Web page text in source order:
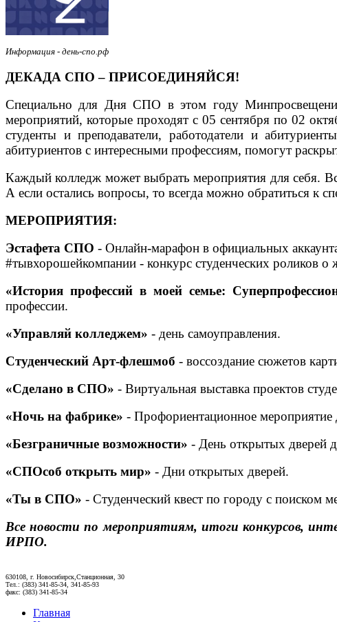
Информация - день-спо.рф
ДЕКАДА СПО – ПРИСОЕДИНЯЙСЯ!
Специально для Дня СПО в этом году Минпросвещения
мероприятий, которые проходят с 05 сентября по 02
студенты и преподаватели, работодатели и
абитуриентов с интересными профессиям, помогут
Каждый колледж может выбрать мероприятия для себя.
А если остались вопросы, то всегда можно обратиться к
МЕРОПРИЯТИЯ:
Эстафета СПО - Онлайн-марафон в официальных
#тывхорошейкомпании - конкурс студенческих роликов о
«История профессий в моей семье:
профессии.
«Управляй колледжем» - день самоуправления.
Студенческий Арт-флешмоб - воссоздание сюжетов
«Сделано в СПО» - Виртуальная выставка проектов
«Ночь на фабрике» - Профориентационное мероприятие
«Безграничные возможности» - День открытых дверей
«СПОсоб открыть мир» - Дни открытых дверей.
«Ты в СПО» - Студенческий квест по городу с поиском
Все новости по мероприятиям, итоги конкурсов,
ИРПО.
630108, г. Новосибирск,Станционная, 30
Тел.: (383) 341-85-34, 341-85-93
факс: (383) 341-85-34
Главная